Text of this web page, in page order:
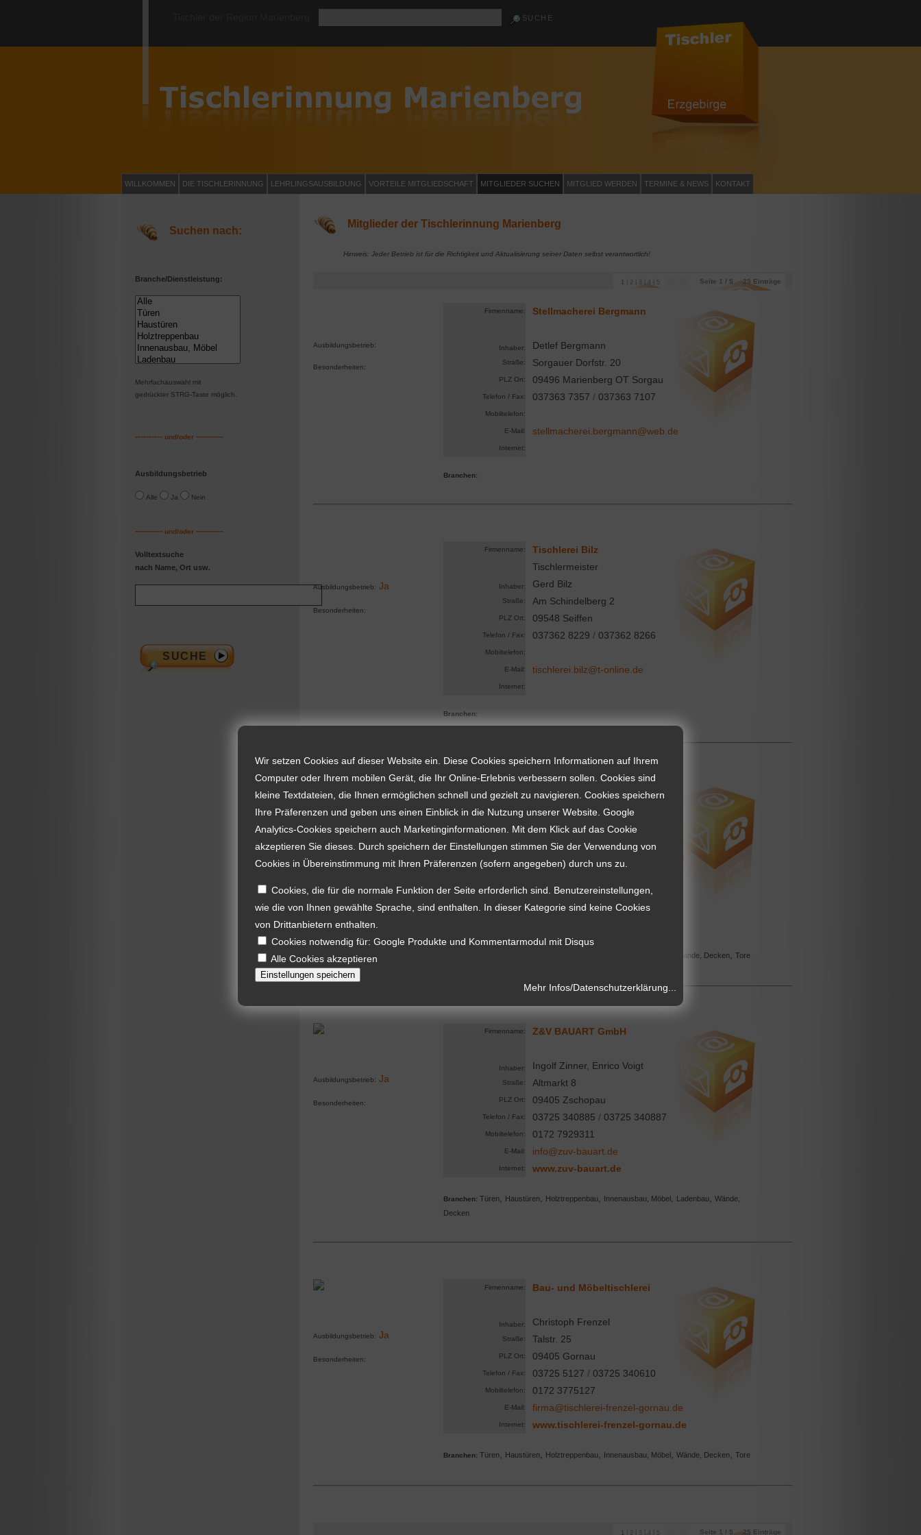
WILLKOMMEN DIE TISCHLERINNUNG LEHRLINGSAUSBILDUNG VORTEILE MITGLIEDSCHAFT MITGLIEDER SUCHEN MITGLIED WERDEN TERMINE & NEWS KONTAKT
Suchen nach:
Branche/Dienstleistung:
Mehrfachauswahl mit
gedrückter STRG-Taste möglich.
---------- und/oder ----------
Ausbildungsbetrieb
Alle Ja Nein
---------- und/oder ----------
Volltextsuche
nach Name, Ort usw.
Mitglieder der Tischlerinnung Marienberg
Hinweis: Jeder Betrieb ist für die Richtigkeit und Aktualisierung seiner Daten selbst verantwortlich!
2 5 Seite 1 / 5 25 Einträge
Ausbildungsbetrieb:
Besonderheiten:
Firmenname: Stellmacherei Bergmann
Inhaber: Detlef Bergmann
Straße: Sorgauer Dorfstr. 20
PLZ Ort: 09496 Marienberg OT Sorgau
Telefon / Fax: 037363 7357 / 037363 7107
Mobiltelefon:
E-Mail: stellmacherei.bergmann@web.de
Internet:
Branchen:
Ausbildungsbetrieb: Ja
Besonderheiten:
Firmenname: Tischlerei Bilz
Inhaber:
Tischlermeister
Gerd Bilz
Straße: Am Schindelberg 2
PLZ Ort: 09548 Seiffen
Telefon / Fax: 037362 8229 / 037362 8266
Mobiltelefon:
E-Mail: tischlerei.bilz@t-online.de
Internet:
Branchen:
Ausbildungsbetrieb:
Besonderheiten:
Denkmalschutz,
Holzverschalungen,
Terassenböden
Inhaber:
Mobiltelefon: 0172 3703703
E-Mail: tischlerei-braeuer@web.de
Wände, Decken Tore
Ausbildungsbetrieb: Ja
Besonderheiten:
Firmenname: Z&V BAUART GmbH
Inhaber: Ingolf Zinner, Enrico Voigt
Straße: Altmarkt 8
PLZ Ort: 09405 Zschopau
Telefon / Fax: 03725 340885 / 03725 340887
Mobiltelefon: 0172 7929311
E-Mail: info@zuv-bauart.de
Internet: www.zuv-bauart.de
Branchen: Türen Haustüren Holztreppenbau Innenausbau, Möbel Ladenbau
Wände,
Decken
Ausbildungsbetrieb: Ja
Besonderheiten:
Firmenname: Bau- und Möbeltischlerei
Inhaber: Christoph Frenzel
Straße: Talstr. 25
PLZ Ort: 09405 Gornau
Telefon / Fax: 03725 5127 / 03725 340610
Mobiltelefon: 0172 3775127
E-Mail: firma@tischlerei-frenzel-gornau.de
Internet: www.tischlerei-frenzel-gornau.de
Branchen: Türen Haustüren Holztreppenbau Innenausbau, Möbel Wände, Decken Tore
2 5 Seite 1 / 5 25 Einträge
Wir setzen Cookies auf dieser Website ein. Diese Cookies speichern Informationen auf Ihrem
Computer oder Ihrem mobilen Gerät, die Ihr Online-Erlebnis verbessern sollen. Cookies sind
kleine Textdateien, die Ihnen ermöglichen schnell und gezielt zu navigieren. Cookies speichern
Ihre Präferenzen und geben uns einen Einblick in die Nutzung unserer Website. Google
Analytics-Cookies speichern auch Marketinginformationen. Mit dem Klick auf das Cookie
akzeptieren Sie dieses. Durch speichern der Einstellungen stimmen Sie der Verwendung von
Cookies in Übereinstimmung mit Ihren Präferenzen (sofern angegeben) durch uns zu.
Cookies, die für die normale Funktion der Seite erforderlich sind. Benutzereinstellungen,
wie die von Ihnen gewählte Sprache, sind enthalten. In dieser Kategorie sind keine Cookies
von Drittanbietern enthalten.
Cookies notwendig für: Google Produkte und Kommentarmodul mit Disqus
Alle Cookies akzeptieren
Einstellungen speichern
Mehr Infos/Datenschutzerklärung...